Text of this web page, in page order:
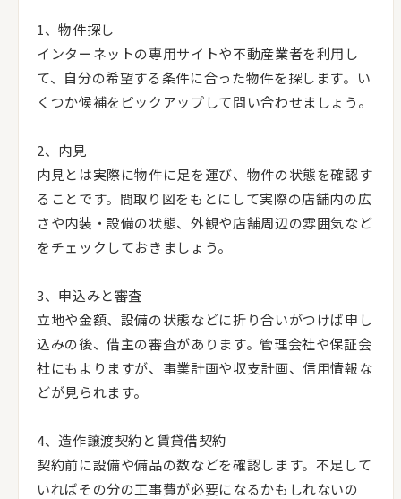
1、物件探し
インターネットの専用サイトや不動産業者を利用し
て、自分の希望する条件に合った物件を探します。い
くつか候補をピックアップして問い合わせましょう。
2、内見
内見とは実際に物件に足を運び、物件の状態を確認す
ることです。間取り図をもとにして実際の店舗内の広
さや内装・設備の状態、外観や店舗周辺の雰囲気など
をチェックしておきましょう。
3、申込みと審査
立地や金額、設備の状態などに折り合いがつけば申し
込みの後、借主の審査があります。管理会社や保証会
社にもよりますが、事業計画や収支計画、信用情報な
どが見られます。
4、造作譲渡契約と賃貸借契約
契約前に設備や備品の数などを確認します。不足して
いればその分の工事費が必要になるかもしれないの